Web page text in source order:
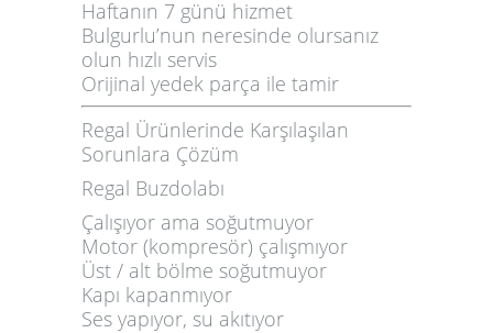
Haftanın 7 günü hizmet
Bulgurlu’nun neresinde olursanız
olun hızlı servis
Orijinal yedek parça ile tamir
Regal Ürünlerinde Karşılaşılan
Sorunlara Çözüm
Regal Buzdolabı
Çalışıyor ama soğutmuyor
Motor (kompresör) çalışmıyor
Üst / alt bölme soğutmuyor
Kapı kapanmıyor
Ses yapıyor, su akıtıyor